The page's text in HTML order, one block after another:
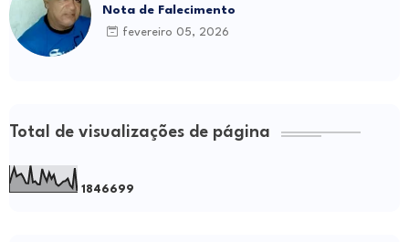
Nota de Falecimento
fevereiro 05, 2026
Total de visualizações de página
1 846699